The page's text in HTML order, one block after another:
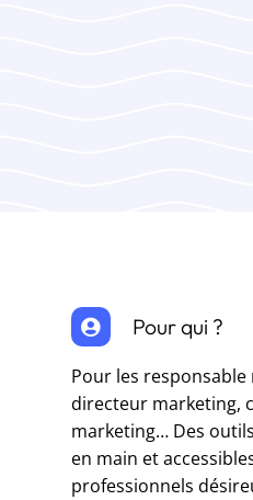
Pour qui ?
Pour les responsable
directeur marketing,
marketing… Des
en main et
professionnels